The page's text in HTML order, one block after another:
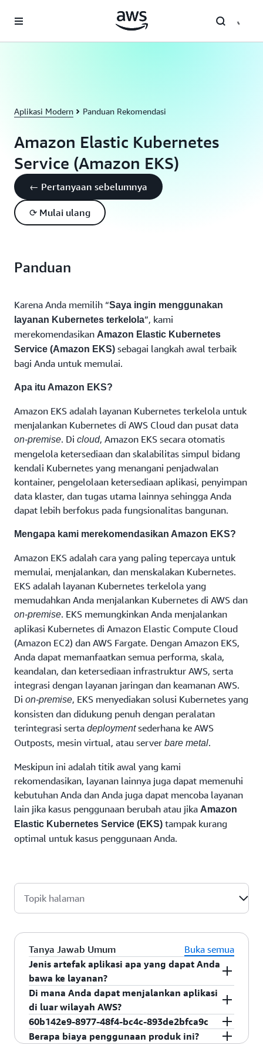
Aplikasi Modern Panduan Rekomendasi
Amazon Elastic Kubernetes
Service (Amazon EKS)
← Pertanyaan sebelumnya
⟳ Mulai ulang
Panduan
Karena Anda memilih “Saya ingin menggunakan
layanan Kubernetes terkelola”, kami
merekomendasikan Amazon Elastic Kubernetes
Service (Amazon EKS) sebagai langkah awal terbaik
bagi Anda untuk memulai.
Apa itu Amazon EKS?
Amazon EKS adalah layanan Kubernetes terkelola untuk
menjalankan Kubernetes di AWS Cloud dan pusat data
on-premise. Di cloud, Amazon EKS secara otomatis
mengelola ketersediaan dan skalabilitas simpul bidang
kendali Kubernetes yang menangani penjadwalan
kontainer, pengelolaan ketersediaan aplikasi, penyimpan
data klaster, dan tugas utama lainnya sehingga Anda
dapat lebih berfokus pada fungsionalitas bangunan.
Mengapa kami merekomendasikan Amazon EKS?
Amazon EKS adalah cara yang paling tepercaya untuk
memulai, menjalankan, dan menskalakan Kubernetes.
EKS adalah layanan Kubernetes terkelola yang
memudahkan Anda menjalankan Kubernetes di AWS dan
on-premise. EKS memungkinkan Anda menjalankan
aplikasi Kubernetes di Amazon Elastic Compute Cloud
(Amazon EC2) dan AWS Fargate. Dengan Amazon EKS,
Anda dapat memanfaatkan semua performa, skala,
keandalan, dan ketersediaan infrastruktur AWS, serta
integrasi dengan layanan jaringan dan keamanan AWS.
Di on-premise, EKS menyediakan solusi Kubernetes yang
konsisten dan didukung penuh dengan peralatan
terintegrasi serta deploymentsederhana ke AWS
Outposts, mesin virtual, atau server bare metal.
Meskipun ini adalah titik awal yang kami
rekomendasikan, layanan lainnya juga dapat memenuhi
kebutuhan Anda dan Anda juga dapat mencoba layanan
lain jika kasus penggunaan berubah atau jika Amazon
Elastic Kubernetes Service (EKS) tampak kurang
optimal untuk kasus penggunaan Anda.
Topik halaman
Tanya Jawab Umum
Buka semua
Jenis artefak aplikasi apa yang dapat Anda
bawa ke layanan?
Amazon EKS dapat digunakan dengan citra
kontainer (yaitu citra repo registri).
Di mana Anda dapat menjalankan aplikasi
di luar wilayah AWS?
Dengan Amazon EKS Anywhere, penawaran
Kubernetes on-premise kami, Anda dapat dengan
60b142e9-8977-48f4-bc4c-893de2bfca9c
Amazon EKS mendukung layanan front end
Berapa biaya penggunaan produk ini?